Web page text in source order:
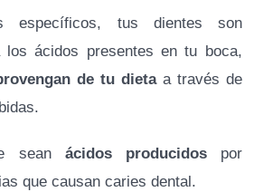
específicos, tus dientes son
los ácidos presentes en tu boca,
de tu dietaa través de
sean ácidos producidospor
que causan caries dental.